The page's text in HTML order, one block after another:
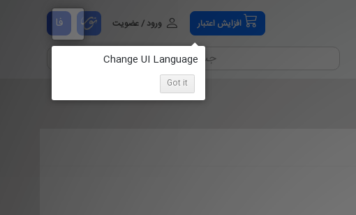
افزایش اعتبار ورود / عضویت فا
Got it